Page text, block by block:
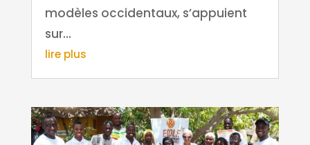
modèles occidentaux, s’appuient
sur...
lire plus